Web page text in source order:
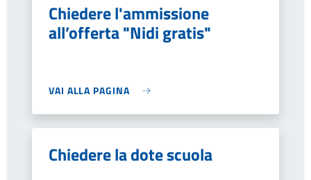
Chiedere l'ammissione
all’offerta "Nidi gratis"
VAI ALLA PAGINA
Chiedere la dote scuola